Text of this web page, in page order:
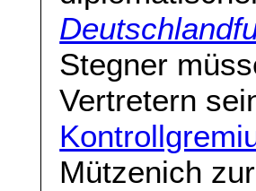
Stegner
Vertretern
Mützenich